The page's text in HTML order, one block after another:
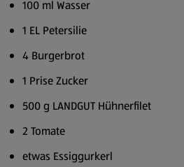
100 ml Wasser
1 EL Petersilie
4 Burgerbrot
1 Prise Zucker
500 g LANDGUT Hühnerfilet
2 Tomate
etwas Essiggurkerl